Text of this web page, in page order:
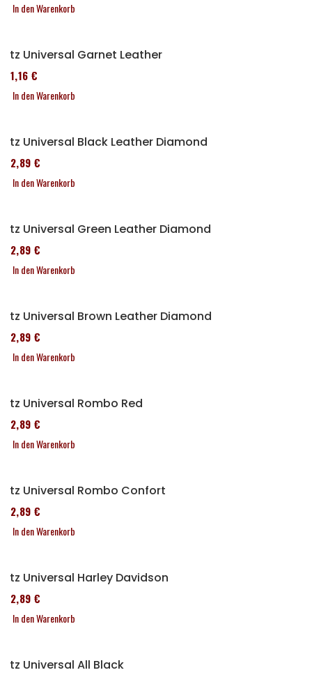
In den Warenkorb
Sitz Universal Garnet Leather
161,16 €
In den Warenkorb
Sitz Universal Black Leather Diamond
152,89 €
In den Warenkorb
Sitz Universal Green Leather Diamond
152,89 €
In den Warenkorb
Sitz Universal Brown Leather Diamond
152,89 €
In den Warenkorb
Sitz Universal Rombo Red
152,89 €
In den Warenkorb
Sitz Universal Rombo Confort
152,89 €
In den Warenkorb
Sitz Universal Harley Davidson
152,89 €
In den Warenkorb
Sitz Universal All Black